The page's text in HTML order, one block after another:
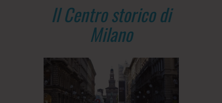
Il Centro storico di
Milano